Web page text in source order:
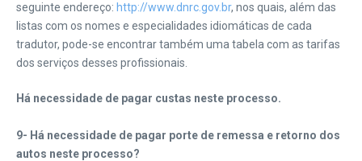
seguinte endereço: http://www.dnrc.gov.br, nos quais, além das
listas com os nomes e especialidades idiomáticas de cada
tradutor, pode-se encontrar também uma tabela com as tarifas
dos serviços desses profissionais.
Há necessidade de pagar custas neste processo.
9- Há necessidade de pagar porte de remessa e retorno dos
autos neste processo?